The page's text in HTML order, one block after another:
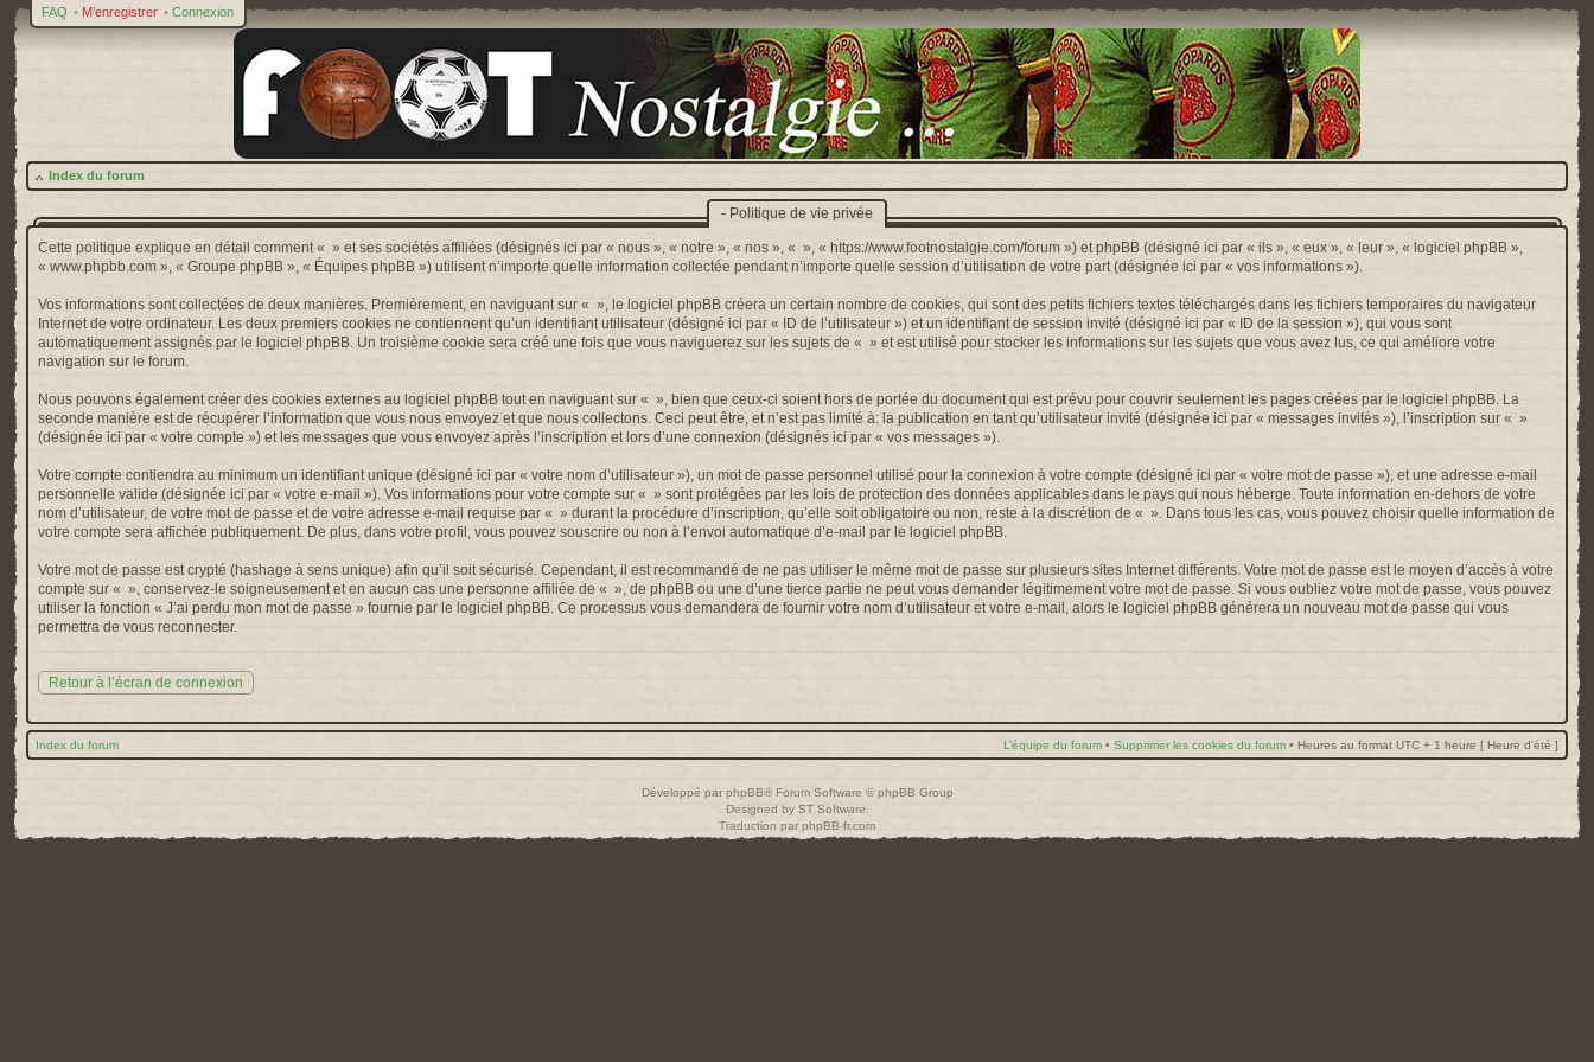
FAQ • M’enregistrer • Connexion
Index du forum
- Politique de vie privée
Cette politique explique en détail comment « » et ses sociétés affiliées (désignés ici par « nous », « notre », « nos », « », « https://www.footnostalgie.com/forum ») et phpBB (désigné ici par « ils », « eux », « leur », « logiciel phpBB »,
« www.phpbb.com », « Groupe phpBB », « Équipes phpBB ») utilisent n’importe quelle information collectée pendant n’importe quelle session d’utilisation de votre part (désignée ici par « vos informations »).
Vos informations sont collectées de deux manières. Premièrement, en naviguant sur « », le logiciel phpBB créera un certain nombre de cookies, qui sont des petits fichiers textes téléchargés dans les fichiers temporaires du navigateur
Internet de votre ordinateur. Les deux premiers cookies ne contiennent qu’un identifiant utilisateur (désigné ici par « ID de l’utilisateur ») et un identifiant de session invité (désigné ici par « ID de la session »), qui vous sont
automatiquement assignés par le logiciel phpBB. Un troisième cookie sera créé une fois que vous naviguerez sur les sujets de « » et est utilisé pour stocker les informations sur les sujets que vous avez lus, ce qui améliore votre
navigation sur le forum.
Nous pouvons également créer des cookies externes au logiciel phpBB tout en naviguant sur « », bien que ceux-ci soient hors de portée du document qui est prévu pour couvrir seulement les pages créées par le logiciel phpBB. La
seconde manière est de récupérer l’information que vous nous envoyez et que nous collectons. Ceci peut être, et n’est pas limité à: la publication en tant qu’utilisateur invité (désignée ici par « messages invités »), l’inscription sur « »
(désignée ici par « votre compte ») et les messages que vous envoyez après l’inscription et lors d’une connexion (désignés ici par « vos messages »).
Votre compte contiendra au minimum un identifiant unique (désigné ici par « votre nom d’utilisateur »), un mot de passe personnel utilisé pour la connexion à votre compte (désigné ici par « votre mot de passe »), et une adresse e-mail
personnelle valide (désignée ici par « votre e-mail »). Vos informations pour votre compte sur « » sont protégées par les lois de protection des données applicables dans le pays qui nous héberge. Toute information en-dehors de votre
nom d’utilisateur, de votre mot de passe et de votre adresse e-mail requise par « » durant la procédure d’inscription, qu’elle soit obligatoire ou non, reste à la discrétion de « ». Dans tous les cas, vous pouvez choisir quelle information de
votre compte sera affichée publiquement. De plus, dans votre profil, vous pouvez souscrire ou non à l’envoi automatique d’e-mail par le logiciel phpBB.
Votre mot de passe est crypté (hashage à sens unique) afin qu’il soit sécurisé. Cependant, il est recommandé de ne pas utiliser le même mot de passe sur plusieurs sites Internet différents. Votre mot de passe est le moyen d’accès à votre
compte sur « », conservez-le soigneusement et en aucun cas une personne affiliée de « », de phpBB ou une d’une tierce partie ne peut vous demander légitimement votre mot de passe. Si vous oubliez votre mot de passe, vous pouvez
utiliser la fonction « J’ai perdu mon mot de passe » fournie par le logiciel phpBB. Ce processus vous demandera de fournir votre nom d’utilisateur et votre e-mail, alors le logiciel phpBB générera un nouveau mot de passe qui vous
permettra de vous reconnecter.
Retour à l’écran de connexion
Index du forum L’équipe du forum • Supprimer les cookies du forum • Heures au format UTC + 1 heure [ Heure d’été ]
Développé par phpBB® Forum Software © phpBB Group
Designed by ST Software
Traduction par phpBB-fr.com